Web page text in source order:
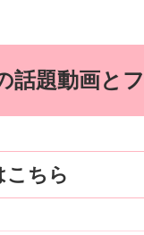
話題動画と
こちら